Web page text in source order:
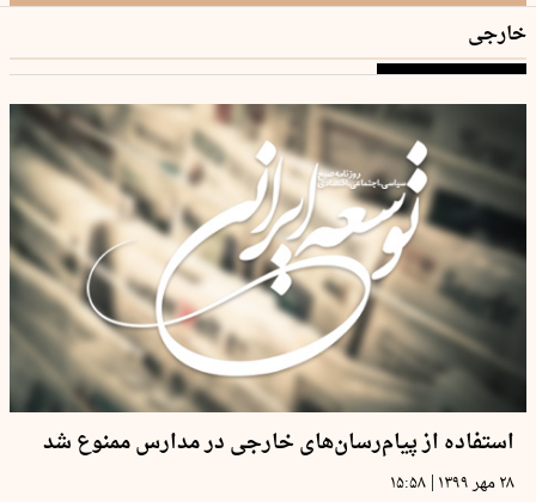
خارجی
استفاده از پیام‌رسان‌های خارجی در مدارس ممنوع شد
۲۸ مهر ۱۳۹۹ | ۱۵:۵۸